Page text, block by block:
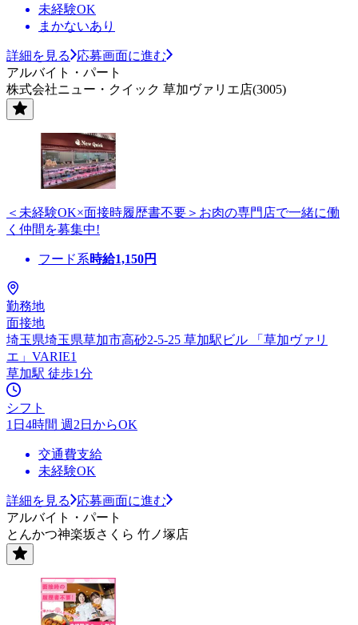
未経験OK
まかないあり
詳細を見る
応募画面に進む
アルバイト・パート
株式会社ニュー・クイック 草加ヴァリエ店(3005)
＜未経験OK×面接時履歴書不要＞お肉の専門店で一緒に働
く仲間を募集中!
フード系時給1,150円
勤務地
面接地
埼玉県埼玉県草加市高砂2-5-25 草加駅ビル 「草加ヴァリ
エ」VARIE1
草加駅 徒歩1分
シフト
1日4時間 週2日からOK
交通費支給
未経験OK
詳細を見る
応募画面に進む
アルバイト・パート
とんかつ神楽坂さくら 竹ノ塚店